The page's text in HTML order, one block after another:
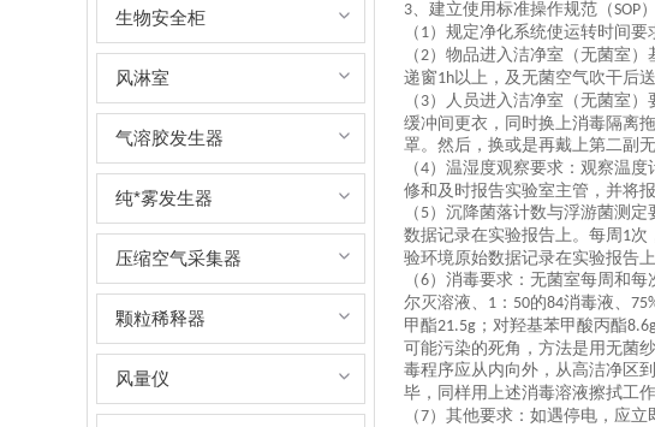
3、建立使用标准操作规范（SOP
（ 1）规定净化系统使运转时间
（2）物品进入洁净室（无菌室
递窗1h以上，及无菌空气吹干后
（ 3）人员进入洁净室（无菌室
缓冲间更衣，同时换上消毒隔离
罩。然后，换或是再戴上第二副
（4）温湿度观察要求：观察温
修和及时报告实验室主管，并将
（ 5）沉降菌落计数与浮游菌测
数据记录在实验报告上。每周 1次
验环境原始数据记录在实验报告上
（6）消毒要求：无菌室每周和每
尔灭溶液、 1 ： 50的84消毒液、
甲酯21.5g ；对羟基苯甲酸丙酯
可能污染的死角，方法是用无菌
毒程序应从内向外，从高洁净区
毕，同样用上述消毒溶液擦拭工
（7）其他要求：如遇停电，应
生物安全柜
风淋室
气溶胶发生器
纯*雾发生器
压缩空气采集器
颗粒稀释器
风量仪